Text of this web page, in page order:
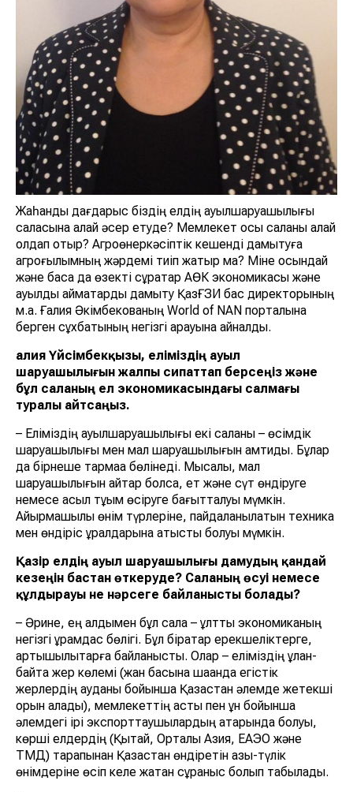
Жаһандық дағдарыс біздің елдің ауылшаруашылығы
саласына қалай әсер етуде? Мемлекет осы саланы қалай
қолдап отыр? Агроөнеркәсіптік кешенді дамытуға
агроғылымның жәрдемі тиіп жатыр ма? Міне осындай
және басқа да өзекті сұрақтар АӨК экономикасы және
ауылдық аймақтарды дамыту ҚазҒЗИ бас директорының
м.а. Ғалия Әкімбекованың World of NAN порталына
берген сұхбатының негізгі арқауына айналды.
Ғалия Үйсімбекқызы, еліміздің ауыл
шаруашылығын жалпы сипаттап берсеңіз және
бұл саланың ел экономикасындағы салмағы
туралы айтсаңыз.
– Еліміздің ауылшаруашылығы екі саланы – өсімдік
шаруашылығы мен мал шаруашылығын қамтиды. Бұлар
да бірнеше тармаққа бөлінеді. Мысалы, мал
шаруашылығын айтар болсақ, ет және сүт өндіруге
немесе асыл тұқым өсіруге бағытталуы мүмкін.
Айырмашылық өнім түрлеріне, пайдаланылатын техника
мен өндіріс құралдарына қатысты болуы мүмкін.
Қазір елдің ауыл шаруашылығы дамудың қандай
кезеңін бастан өткеруде? Саланың өсуі немесе
құлдырауы не нәрсеге байланысты болады?
– Әрине, ең алдымен бұл сала – ұлттық экономиканың
негізгі құрамдас бөлігі. Бұл бірқатар ерекшеліктерге,
артықшылықтарға байланысты. Олар – еліміздің ұлан-
байтақ жер көлемі (жан басына шаққанда егістік
жерлердің ауданы бойынша Қазақстан әлемде жетекші
орын алады), мемлекеттің астық пен ұн бойынша
әлемдегі ірі экспорттаушылардың қатарында болуы,
көрші елдердің (Қытай, Орталық Азия, ЕАЭО және
ТМД) тарапынан Қазақстан өндіретін азық-түлік
өнімдеріне өсіп келе жатқан сұраныс болып табылады.